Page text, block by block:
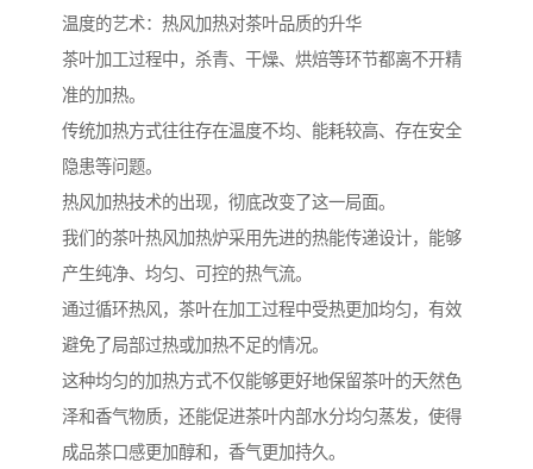
温度的艺术：热风加热对茶叶品质的升华
茶叶加工过程中，杀青、干燥、烘焙等环节都离不开精
准的加热。
传统加热方式往往存在温度不均、能耗较高、存在安全
隐患等问题。
热风加热技术的出现，彻底改变了这一局面。
我们的茶叶热风加热炉采用先进的热能传递设计，能够
产生纯净、均匀、可控的热气流。
通过循环热风，茶叶在加工过程中受热更加均匀，有效
避免了局部过热或加热不足的情况。
这种均匀的加热方式不仅能够更好地保留茶叶的天然色
泽和香气物质，还能促进茶叶内部水分均匀蒸发，使得
成品茶口感更加醇和，香气更加持久。